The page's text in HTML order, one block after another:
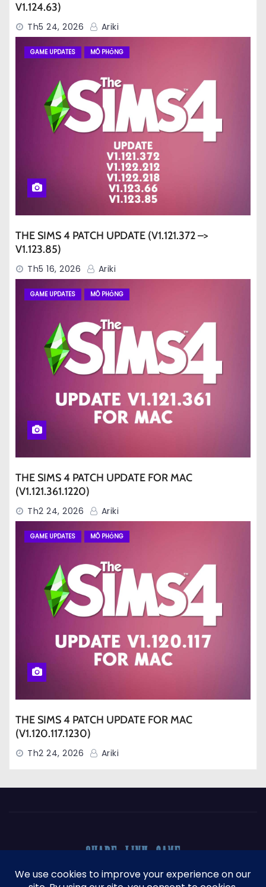
V1.124.63)
Th5 24, 2026 Ariki
GAME UPDATES MÔ PHỎNG
THE SIMS 4 PATCH UPDATE (V1.121.372 –>
V1.123.85)
Th5 16, 2026 Ariki
GAME UPDATES MÔ PHỎNG
THE SIMS 4 PATCH UPDATE FOR MAC
(V1.121.361.1220)
Th2 24, 2026 Ariki
GAME UPDATES MÔ PHỎNG
THE SIMS 4 PATCH UPDATE FOR MAC
(V1.120.117.1230)
Th2 24, 2026 Ariki